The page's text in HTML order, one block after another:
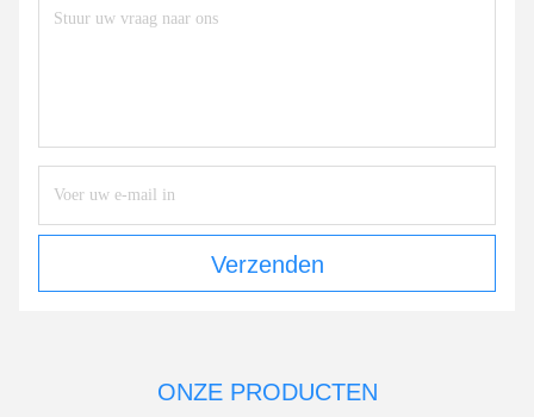
Verzenden
ONZE PRODUCTEN